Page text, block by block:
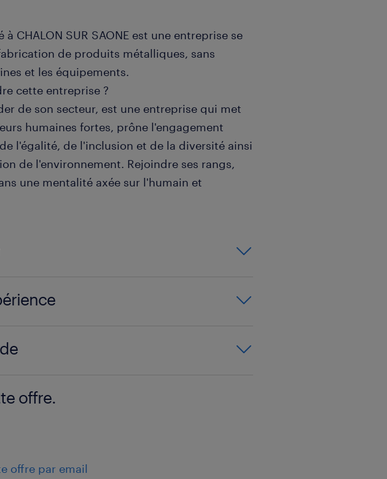
CHALON SUR SAONE est une entreprise se
de produits métalliques, sans
et les équipements.
cette entreprise ?
de son secteur, est une entreprise qui met
humaines fortes, prône l'engagement
l'égalité, de l'inclusion et de la diversité ainsi
de l'environnement. Rejoindre ses rangs,
une mentalité axée sur l'humain et
offre.
offre par email